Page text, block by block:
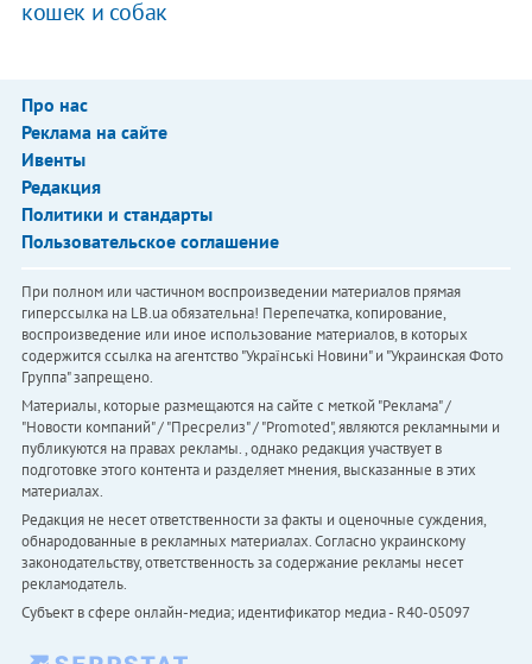
кошек и собак
Про нас
Реклама на сайте
Ивенты
Редакция
Политики и стандарты
Пользовательское соглашение
При полном или частичном воспроизведении материалов прямая
гиперссылка на LB.ua обязательна! Перепечатка, копирование,
воспроизведение или иное использование материалов, в которых
содержится ссылка на агентство "Українськi Новини" и "Украинская Фото
Группа" запрещено.
Материалы, которые размещаются на сайте с меткой "Реклама" /
"Новости компаний" / "Пресрелиз" / "Promoted", являются рекламными и
публикуются на правах рекламы. , однако редакция участвует в
подготовке этого контента и разделяет мнения, высказанные в этих
материалах.
Редакция не несет ответственности за факты и оценочные суждения,
обнародованные в рекламных материалах. Согласно украинскому
законодательству, ответственность за содержание рекламы несет
рекламодатель.
Субъект в сфере онлайн-медиа; идентификатор медиа - R40-05097